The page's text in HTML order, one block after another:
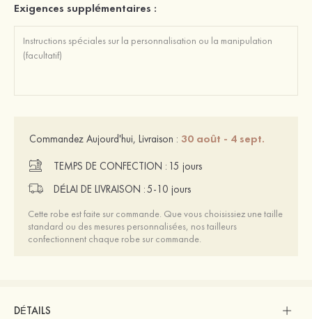
Exigences supplémentaires :
Commandez Aujourd'hui, Livraison : 30 août - 4 sept.
TEMPS DE CONFECTION : 15 jours
DÉLAI DE LIVRAISON :5-10 jours
Cette robe est faite sur commande. Que vous choisissiez une taille
standard ou des mesures personnalisées, nos tailleurs
confectionnent chaque robe sur commande.
DÉTAILS